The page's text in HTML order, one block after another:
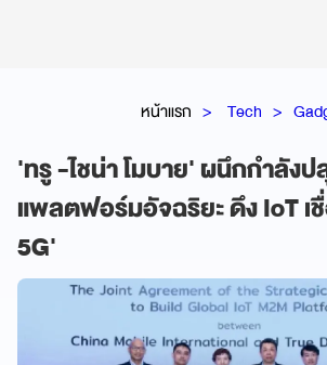
หน้าแรก Tech
'ทรู -ไชน่า โมบาย' ผนึกกำลังป
แพลตฟอร์มอัจฉริยะ ดึง IoT
5G'